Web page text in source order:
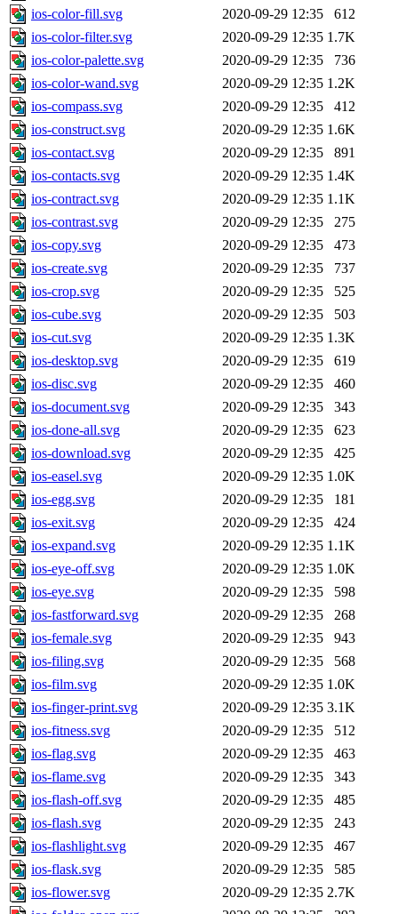
ios-color-fill.svg
2020-09-29 12:35
612
ios-color-filter.svg
2020-09-29 12:35 1.7K
ios-color-palette.svg
2020-09-29 12:35
736
ios-color-wand.svg
2020-09-29 12:35 1.2K
ios-compass.svg
2020-09-29 12:35
412
ios-construct.svg
2020-09-29 12:35 1.6K
ios-contact.svg
2020-09-29 12:35
891
ios-contacts.svg
2020-09-29 12:35 1.4K
ios-contract.svg
2020-09-29 12:35 1.1K
ios-contrast.svg
2020-09-29 12:35
275
ios-copy.svg
2020-09-29 12:35
473
ios-create.svg
2020-09-29 12:35
737
ios-crop.svg
2020-09-29 12:35
525
ios-cube.svg
2020-09-29 12:35
503
ios-cut.svg
2020-09-29 12:35 1.3K
ios-desktop.svg
2020-09-29 12:35
619
ios-disc.svg
2020-09-29 12:35
460
ios-document.svg
2020-09-29 12:35
343
ios-done-all.svg
2020-09-29 12:35
623
ios-download.svg
2020-09-29 12:35
425
ios-easel.svg
2020-09-29 12:35 1.0K
ios-egg.svg
2020-09-29 12:35
181
ios-exit.svg
2020-09-29 12:35
424
ios-expand.svg
2020-09-29 12:35 1.1K
ios-eye-off.svg
2020-09-29 12:35 1.0K
ios-eye.svg
2020-09-29 12:35
598
ios-fastforward.svg
2020-09-29 12:35
268
ios-female.svg
2020-09-29 12:35
943
ios-filing.svg
2020-09-29 12:35
568
ios-film.svg
2020-09-29 12:35 1.0K
ios-finger-print.svg
2020-09-29 12:35 3.1K
ios-fitness.svg
2020-09-29 12:35
512
ios-flag.svg
2020-09-29 12:35
463
ios-flame.svg
2020-09-29 12:35
343
ios-flash-off.svg
2020-09-29 12:35
485
ios-flash.svg
2020-09-29 12:35
243
ios-flashlight.svg
2020-09-29 12:35
467
ios-flask.svg
2020-09-29 12:35
585
ios-flower.svg
2020-09-29 12:35 2.7K